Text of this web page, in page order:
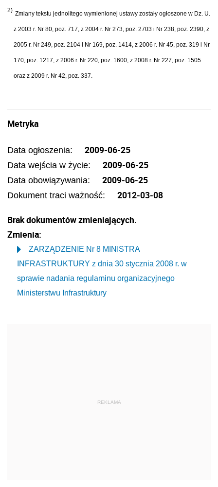
2) Zmiany tekstu jednolitego wymienionej ustawy zostały ogłoszone w Dz. U.
z 2003 r. Nr 80, poz. 717, z 2004 r. Nr 273, poz. 2703 i Nr 238, poz. 2390, z
2005 r. Nr 249, poz. 2104 i Nr 169, poz. 1414, z 2006 r. Nr 45, poz. 319 i Nr
170, poz. 1217, z 2006 r. Nr 220, poz. 1600, z 2008 r. Nr 227, poz. 1505
oraz z 2009 r. Nr 42, poz. 337.
Metryka
Data ogłoszenia: 2009-06-25
Data wejścia w życie: 2009-06-25
Data obowiązywania: 2009-06-25
Dokument traci ważność: 2012-03-08
Brak dokumentów zmieniających.
Zmienia:
ZARZĄDZENIE Nr 8 MINISTRA
INFRASTRUKTURY z dnia 30 stycznia 2008 r. w
sprawie nadania regulaminu organizacyjnego
Ministerstwu Infrastruktury